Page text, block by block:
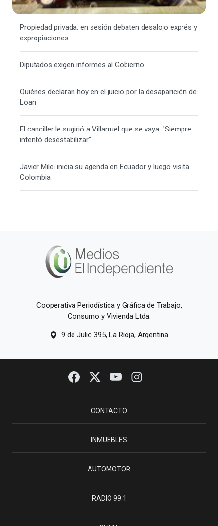
Propiedad privada: en sesión debaten desalojo exprés y
expropiaciones
Diputados exigen informes al Gobierno
Quiénes declaran hoy en el juicio por la desaparición de
Loan
El canciller le sugirió a Villarruel que se vaya: "Siempre
intentó desestabilizar"
Javier Milei inicia su agenda en Ecuador y luego visita
Colombia
Cooperativa Periodística y Gráfica de Trabajo,
Consumo y Vivienda Ltda.
9 de Julio 395, La Rioja, Argentina
CONTACTO
INMUEBLES
AUTOMOTOR
RADIO 99.1